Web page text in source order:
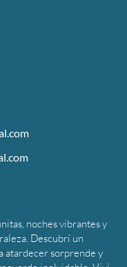
noches vibrantes y
Descubrí un
atardecer sorprende y